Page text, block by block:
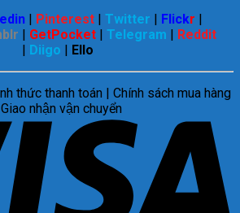
| Pinterest | Twitter | Flickr |
| GetPocket | Telegram | Reddit
| Diigo | Ello
thức thanh toán | Chính sách mua hàng
nhận vận chuyển